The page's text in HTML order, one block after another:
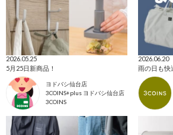
2026.05.25
5月25日新商品！
ヨドバシ仙台店
3COINS+plus ヨドバシ仙台店
3COINS
2026.06.20